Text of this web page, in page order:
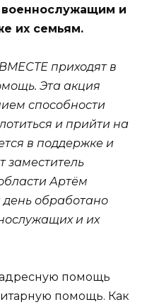
и
их семьям.
приходят в
Эта акция
способности
и прийти на
в поддержке и
заместитель
Артём
день обработано
и их
помощь
помощь. Как